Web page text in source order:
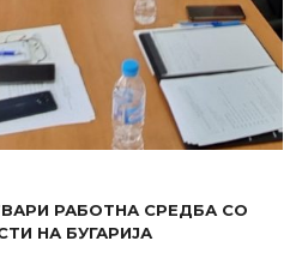
РАБОТНА СРЕДБА СО
НА БУГАРИЈА